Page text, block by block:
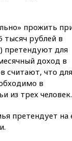
прожить
рублей в
претендуют для
доход в
считают, что
в
из трех человек.
претендует